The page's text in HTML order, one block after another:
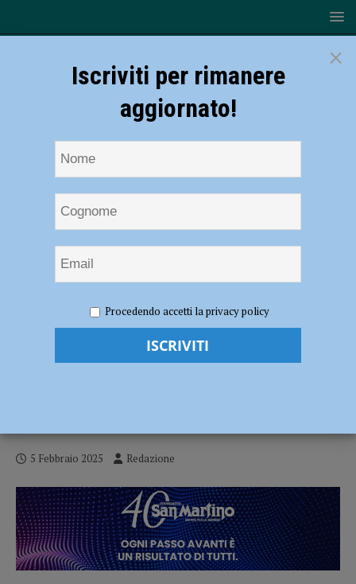
guru di Piazza Affari ospite al PalabancaEventi per presentare il suo
libro “Fare sistema in Italia”
Giovanni Tamburi, guru di Piazza Affari
5 Febbraio 2025 Redazione
×
Iscriviti per rimanere
aggiornato!
Procedendo accetti la privacy policy